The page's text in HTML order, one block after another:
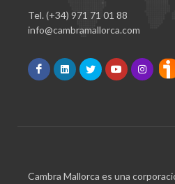
Tel. (+34) 971 71 01 88
info@cambramallorca.com
Cambra Mallorca es una